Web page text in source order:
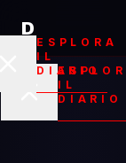
ESPLORA
IL
DIARIO
D
IL
DIARIO